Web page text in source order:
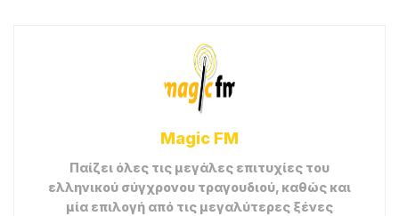
Magic FM
Παίζει όλες τις μεγάλες επιτυχίες του
ελληνικού σύγχρονου τραγουδιού, καθώς και
μία επιλογή από τις μεγαλύτερες ξένες